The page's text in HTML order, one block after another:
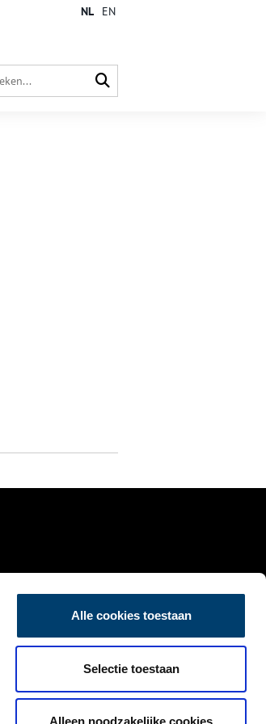
Alle cookies toestaan
Selectie toestaan
Alleen noodzakelijke cookies
NL EN